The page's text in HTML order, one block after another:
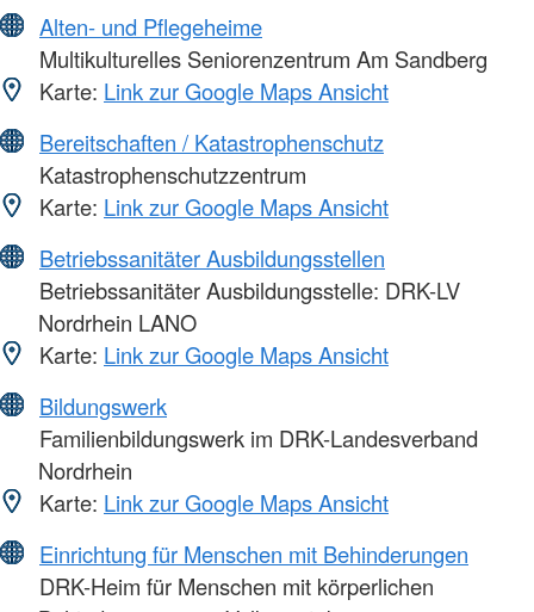
Alten- und Pflegeheime
Multikulturelles Seniorenzentrum Am Sandberg
Karte: Link zur Google Maps Ansicht
Bereitschaften / Katastrophenschutz
Katastrophenschutzzentrum
Karte: Link zur Google Maps Ansicht
Betriebssanitäter Ausbildungsstellen
Betriebssanitäter Ausbildungsstelle: DRK-LV
Nordrhein LANO
Karte: Link zur Google Maps Ansicht
Bildungswerk
Familienbildungswerk im DRK-Landesverband
Nordrhein
Karte: Link zur Google Maps Ansicht
Einrichtung für Menschen mit Behinderungen
DRK-Heim für Menschen mit körperlichen